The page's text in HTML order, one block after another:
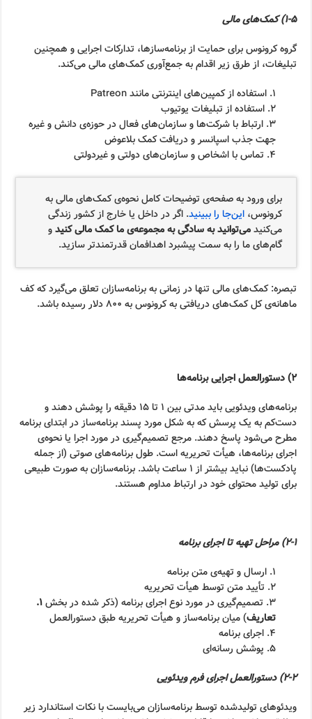
۱-۵) کمک‌های مالی
گروه کرونوس برای حمایت از برنامه‌سازها، تدارکات اجرایی و همچنین
تبلیغات، از طرق زیر اقدام به جمع‌آوری کمک‌های مالی می‌کند.
۱. استفاده از کمپین‌های اینترنتی مانند Patreon
۲. استفاده از تبلیغات یوتیوب
۳. ارتباط با شرکت‌ها و سازمان‌های فعال در حوزه‌ی دانش و غیره
جهت جذب اسپانسر و دریافت کمک بلاعوض
۴. تماس با اشخاص و سازمان‌های دولتی و غیردولتی
برای ورود به صفحه‌ی توضیحات کامل نحوه‌ی کمک‌های مالی به
کرونوس،این‌جا را ببینید. اگر در داخل یا خارج از کشور زندگی
می‌کنیدمی‌توانید به سادگی به مجموعه‌ی ما کمک مالی کنیدو
گام‌های ما را به سمت پیشبرد اهدافمان قدرتمندتر سازید.
تبصره: کمک‌های مالی تنها در زمانی به برنامه‌سازان تعلق می‌گیرد که کف
ماهانه‌ی کل کمک‌های دریافتی به کرونوس به ۸۰۰ دلار رسیده باشد.
۲) دستورالعمل اجرایی برنامه‌ها
برنامه‌های ویدئویی باید مدتی بین ۱ تا ۱۵ دقیقه را پوشش دهند و
دست‌کم به یک پرسش که به شکل مورد پسند برنامه‌ساز در ابتدای برنامه
مطرح می‌شود پاسخ دهند. مرجع تصمیم‌گیری در مورد اجرا یا نحوه‌ی
اجرای برنامه‌ها، هیأت تحریریه است. طول برنامه‌های صوتی (از جمله
پادکست‌ها) نباید بیشتر از ۱ ساعت باشد. برنامه‌سازان به صورت طبیعی
برای تولید محتوای خود در ارتباط مداوم هستند.
۲-۱) مراحل تهیه تا اجرای برنامه
۱. ارسال و تهیه‌ی متن برنامه
۲. تأیید متن توسط هیأت تحریریه
۳. تصمیم‌گیری در مورد نوع اجرای برنامه (ذکر شده در بخش
۱.
تعاریف) میان برنامه‌ساز و هیأت تحریریه طبق دستورالعمل
۴. اجرای برنامه
۵. پوشش رسانه‌ای
۲-۲) دستور‌العمل اجرای فرم ویدئویی
ویدئوهای تولیدشده توسط برنامه‌سازان می‌بایست با نکات استاندارد زیر